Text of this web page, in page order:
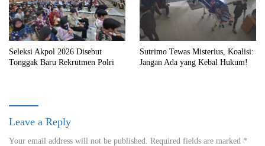
Seleksi Akpol 2026 Disebut
Tonggak Baru Rekrutmen Polri
Sutrimo Tewas Misterius, Koalisi:
Jangan Ada yang Kebal Hukum!
Leave a Reply
Your email address will not be published. Required fields are marked *